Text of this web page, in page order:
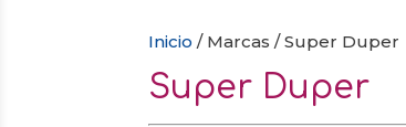
Inicio / Marcas / Super Duper
Super Duper